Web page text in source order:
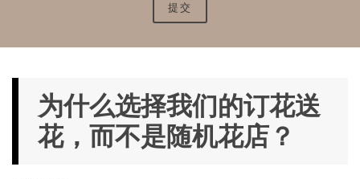
提交
为什么选择我们的订花送
花，而不是随机花店？